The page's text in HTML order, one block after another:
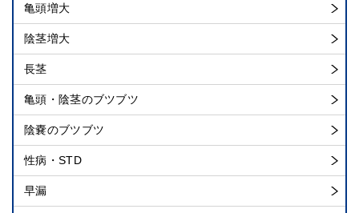
亀頭増大
陰茎増大
長茎
亀頭・陰茎のブツブツ
陰嚢のブツブツ
性病・STD
早漏